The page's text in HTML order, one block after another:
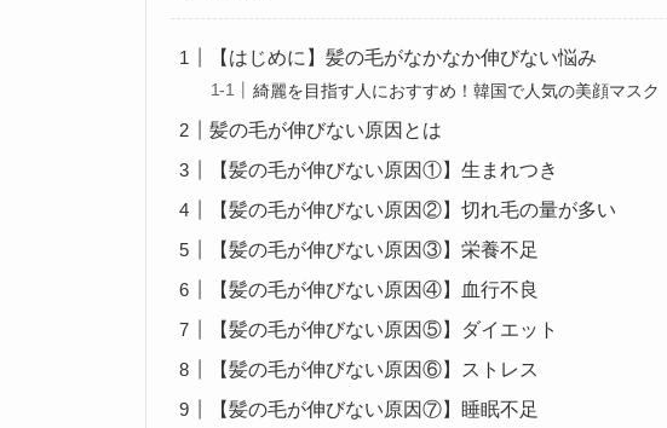
【はじめに】髪の毛がなかなか伸びない悩み
綺麗を目指す人におすすめ！韓国で人気の美顔マスク
髪の毛が伸びない原因とは
【髪の毛が伸びない原因①】生まれつき
【髪の毛が伸びない原因②】切れ毛の量が多い
【髪の毛が伸びない原因③】栄養不足
【髪の毛が伸びない原因④】血行不良
【髪の毛が伸びない原因⑤】ダイエット
【髪の毛が伸びない原因⑥】ストレス
【髪の毛が伸びない原因⑦】睡眠不足